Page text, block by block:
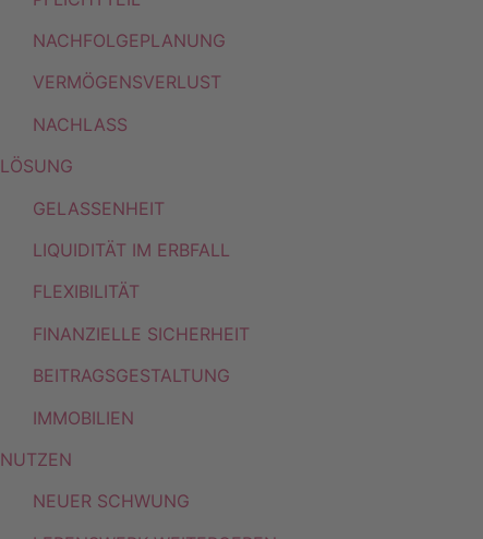
NACHFOLGEPLANUNG
VERMÖGENSVERLUST
NACHLASS
LÖSUNG
GELASSENHEIT
LIQUIDITÄT IM ERBFALL
FLEXIBILITÄT
FINANZIELLE SICHERHEIT
BEITRAGSGESTALTUNG
IMMOBILIEN
NUTZEN
NEUER SCHWUNG